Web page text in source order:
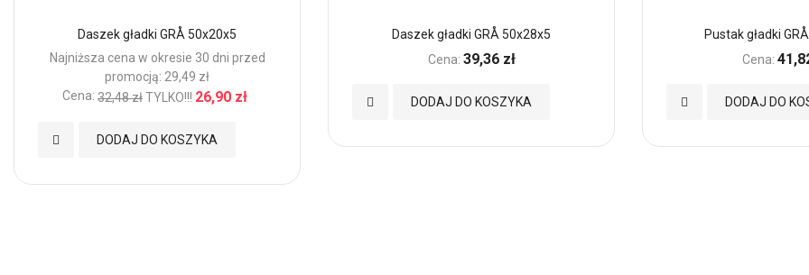
Daszek gładki GRÅ 50x20x5
Najniższa cena w okresie 30 dni przed
promocją: 29,49 zł
Cena: 32,48 złTYLKO!!! 26,90 zł
DODAJ DO KOSZYKA
Dodaj
Daszek gładki GRÅ 50x28x5
Cena: 39,36 zł
DODAJ DO KOSZYKA
Dodaj
Pustak gładki
Cena:
DODAJ DO
Dodaj